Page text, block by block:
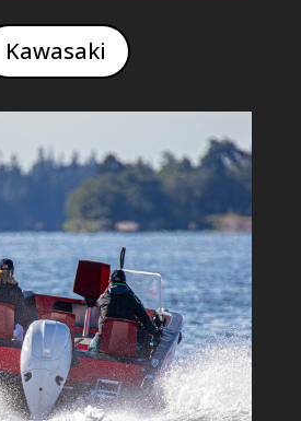
Kawasaki